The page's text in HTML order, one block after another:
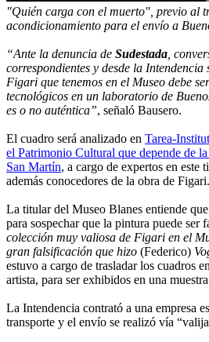
"Quién carga con el muerto", previo al
acondicionamiento para el envío a
“Ante la denuncia de Sudestada ,
correspondientes y desde la
Figari que tenemos en el Museo debe
tecnológicos en un laboratorio de
es o no auténtica”, señaló Bausero.
El cuadro será analizado en Tarea-
el Patrimonio Cultural que depende de
San Martín, a cargo de expertos en este
además conocedores de la obra de Figari.
La titular del Museo Blanes entiende
para sospechar que la pintura puede ser
colección muy valiosa de Figari en el
gran falsificación que hizo (Federico)
estuvo a cargo de trasladar los cuadros
artista, para ser exhibidos en una
La Intendencia contrató a una empresa
transporte y el envío se realizó vía